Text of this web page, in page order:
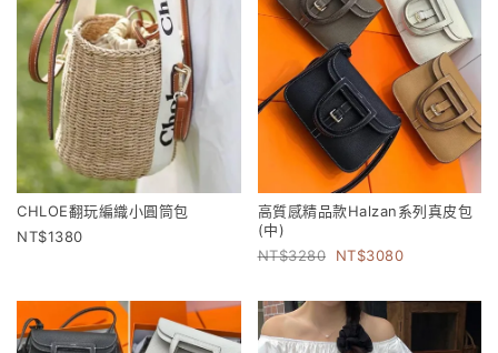
CHLOE翻玩編織小圓筒包
1380
高質感精品款Halzan系列真皮包
(中)
3280
3080